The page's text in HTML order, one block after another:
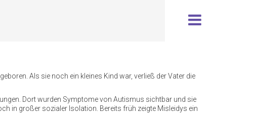
Als sie noch ein kleines Kind war, verließ der Vater die
Dort wurden Symptome von Autismus sichtbar und sie
in großer sozialer Isolation. Bereits früh zeigte Misleidys ein